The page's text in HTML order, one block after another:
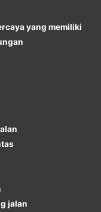
yang memiliki
jalan